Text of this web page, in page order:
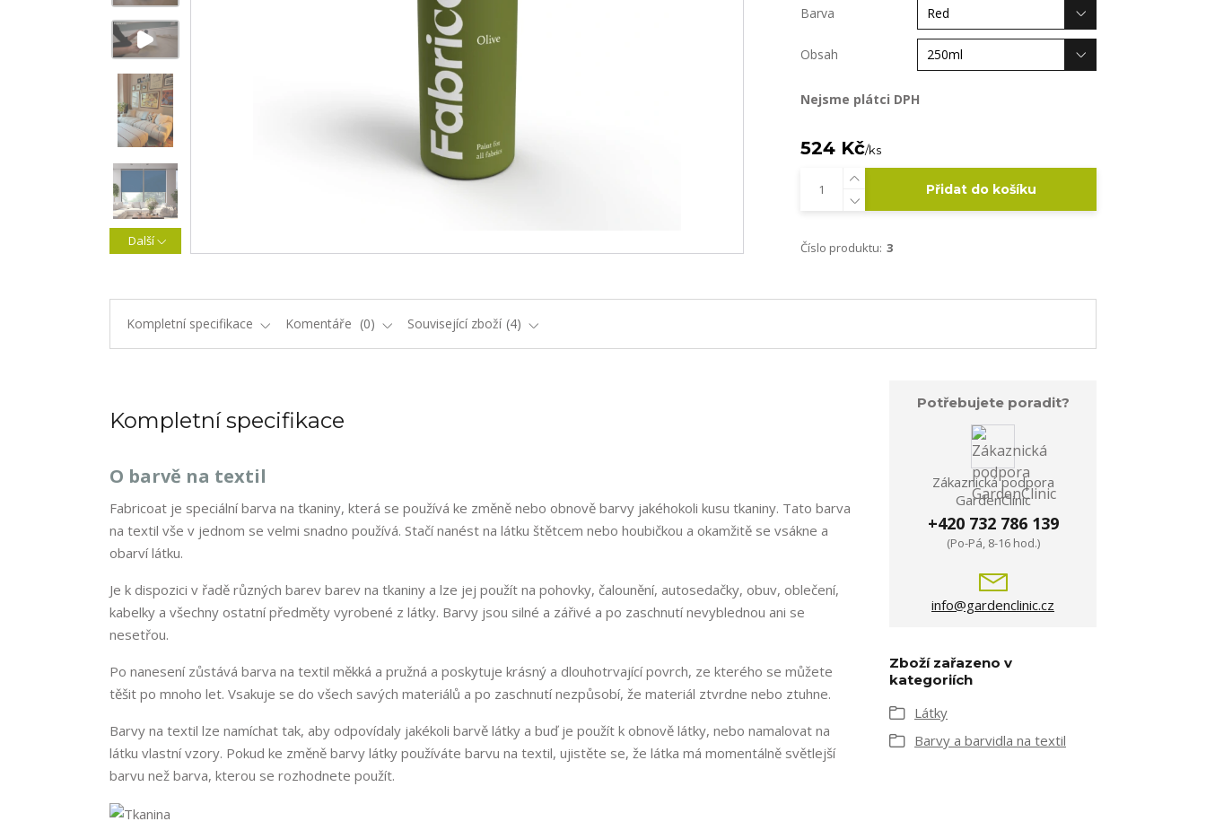
Další
Barva
Obsah
Nejsme plátci DPH
524 Kč/ks
Přidat do košíku
Číslo produktu: 3
Kompletní specifikace Komentáře 0 Související zboží 4
Kompletní specifikace
O barvě na textil
Fabricoat je speciální barva na tkaniny, která se používá ke změně nebo obnově barvy jakéhokoli kusu tkaniny. Tato barva
na textil vše v jednom se velmi snadno používá. Stačí nanést na látku štětcem nebo houbičkou a okamžitě se vsákne a
obarví látku.
Je k dispozici v řadě různých barev barev na tkaniny a lze jej použít na pohovky, čalounění, autosedačky, obuv, oblečení,
kabelky a všechny ostatní předměty vyrobené z látky. Barvy jsou silné a zářivé a po zaschnutí nevyblednou ani se
nesetřou.
Po nanesení zůstává barva na textil měkká a pružná a poskytuje krásný a dlouhotrvající povrch, ze kterého se můžete
těšit po mnoho let. Vsakuje se do všech savých materiálů a po zaschnutí nezpůsobí, že materiál ztvrdne nebo ztuhne.
Barvy na textil lze namíchat tak, aby odpovídaly jakékoli barvě látky a buď je použít k obnově látky, nebo namalovat na
látku vlastní vzory. Pokud ke změně barvy látky používáte barvu na textil, ujistěte se, že látka má momentálně světlejší
barvu než barva, kterou se rozhodnete použít.
Potřebujete poradit?
Zákaznická podpora
GardenClinic
+420 732 786 139
(Po-Pá, 8-16 hod.)
info@gardenclinic.cz
Zboží zařazeno v
kategoriích
Látky
Barvy a barvidla na textil